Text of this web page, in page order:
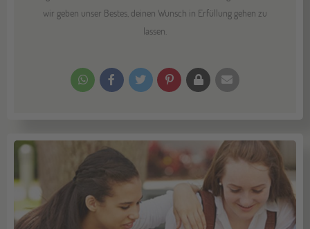
wir geben unser Bestes, deinen Wunsch in Erfüllung gehen zu
lassen.